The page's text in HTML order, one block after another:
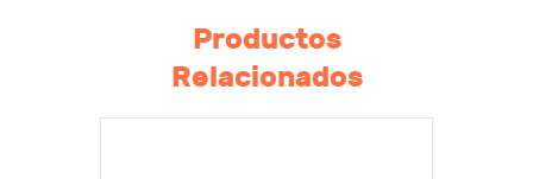
Productos
Relacionados